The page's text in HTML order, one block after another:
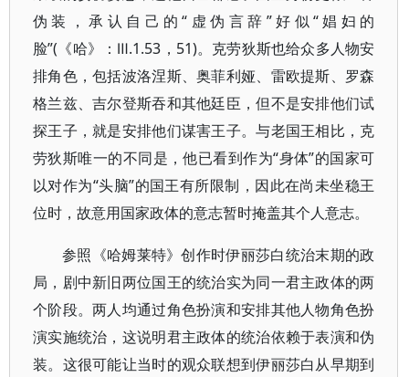
伪装，承认自己的“虚伪言辞”好似“娼妇的
脸”(《哈》：Ⅲ.1.53，51)。克劳狄斯也给众多人物安
排角色，包括波洛涅斯、奥菲利娅、雷欧提斯、罗森
格兰兹、吉尔登斯吞和其他廷臣，但不是安排他们试
探王子，就是安排他们谋害王子。与老国王相比，克
劳狄斯唯一的不同是，他已看到作为“身体”的国家可
以对作为“头脑”的国王有所限制，因此在尚未坐稳王
位时，故意用国家政体的意志暂时掩盖其个人意志。
参照《哈姆莱特》创作时伊丽莎白统治末期的政
局，剧中新旧两位国王的统治实为同一君主政体的两
个阶段。两人均通过角色扮演和安排其他人物角色扮
演实施统治，这说明君主政体的统治依赖于表演和伪
装。这很可能让当时的观众联想到伊丽莎白从早期到